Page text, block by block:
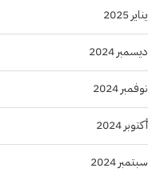
يناير 2025
ديسمبر 2024
نوفمبر 2024
أكتوبر 2024
سبتمبر 2024